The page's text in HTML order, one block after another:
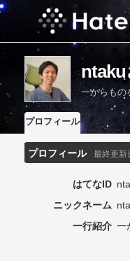
一からもの
プロフィール
プロフィール 最終更新
はてなID
ニックネーム
一行紹介 一